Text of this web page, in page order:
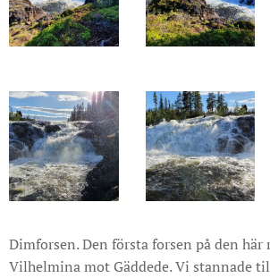
Dimforsen. Den första forsen på den här
Vilhelmina mot Gäddede. Vi stannade